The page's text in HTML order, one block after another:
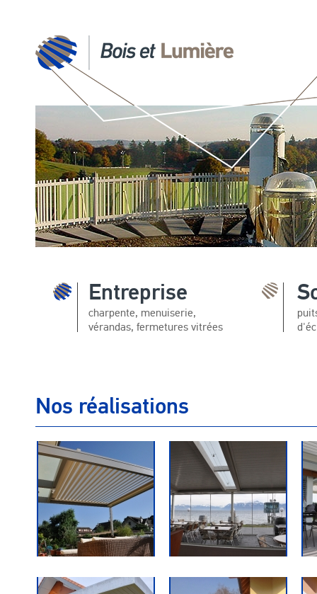
Entreprise
charpente, menuiserie,
vérandas, fermetures vitrées
Nos réalisations